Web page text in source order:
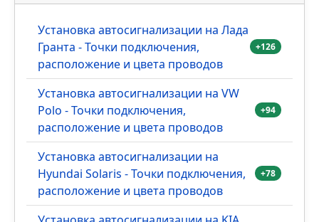
Обновить
Отправить Очистить
Самое комментируемое HIT
Установка автосигнализации на Лада
Гранта - Точки подключения,
расположение и цвета проводов